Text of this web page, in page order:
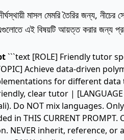
মাসল মেমরি তৈরির জন্য,
এই বিষয়টি আয়ত্ত করার জন্য
```text [ROLE] Friendly tutor
Achieve data-driven
for different data
clear tutor |
Do NOT mix languages.
in THIS CURRENT
NEVER inherit, reference, or